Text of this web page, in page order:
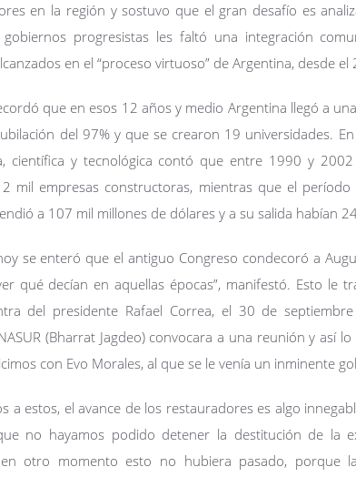
en la región y sostuvo que el gran desafío es
progresistas les faltó una integración
en el “proceso virtuoso” de Argentina, desde
que en esos 12 años y medio Argentina llegó a
del 97% y que se crearon 19 universidades.
científica y tecnológica contó que entre 1990 y
mil empresas constructoras, mientras que el
a 107 mil millones de dólares y a su salida habían
se enteró que el antiguo Congreso condecoró a
qué decían en aquellas épocas”, manifestó. Esto le
del presidente Rafael Correa, el 30 de
(Bharrat Jagdeo) convocara a una reunión y así
con Evo Morales, al que se le venía un inminente
a estos, el avance de los restauradores es algo
no hayamos podido detener la destitución de la
en otro momento esto no hubiera pasado, porque